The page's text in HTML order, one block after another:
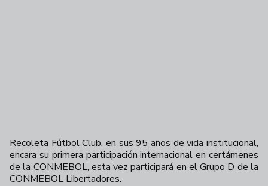
Recoleta Fútbol Club, en sus 95 años de vida institucional,
encara su primera participación internacional en certámenes
de la CONMEBOL, esta vez participará en el Grupo D de la
CONMEBOL Libertadores.